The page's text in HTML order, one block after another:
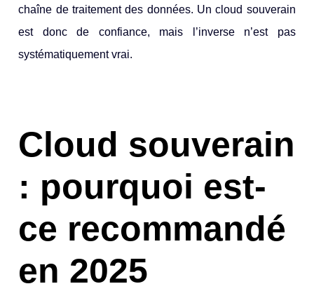
chaîne de traitement des données. Un cloud souverain
est donc de confiance, mais l’inverse n’est pas
systématiquement vrai.
Cloud souverain
: pourquoi est-
ce recommandé
en 2025